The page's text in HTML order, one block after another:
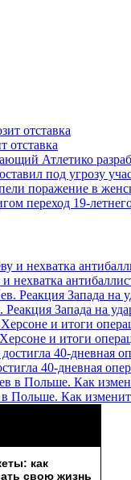
отставка
Атлетико
под угрозу
поражение в
переход 19-
нехватка
Запада на
и итоги
40-дневная
Польше. Как